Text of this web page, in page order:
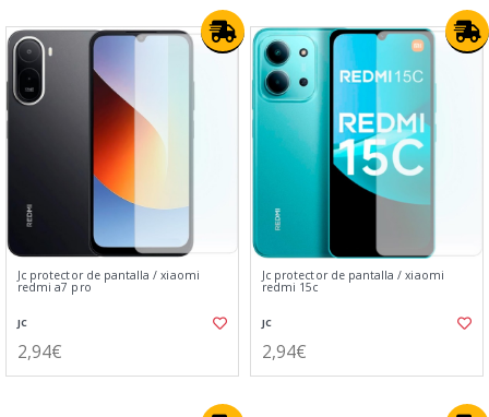
Jc protector de pantalla / xiaomi
redmi a7 pro
JC
2,94€
Jc protector de pantalla / xiaomi
redmi 15c
JC
2,94€